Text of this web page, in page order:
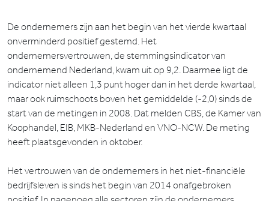
De ondernemers zijn aan het begin van het vierde kwartaal
onverminderd positief gestemd. Het
ondernemersvertrouwen, de stemmingsindicator van
ondernemend Nederland, kwam uit op 9,2. Daarmee ligt de
indicator niet alleen 1,3 punt hoger dan in het derde kwartaal,
maar ook ruimschoots boven het gemiddelde (-2,0) sinds de
start van de metingen in 2008. Dat melden CBS, de Kamer van
Koophandel, EIB, MKB-Nederland en VNO-NCW. De meting
heeft plaatsgevonden in oktober.
Het vertrouwen van de ondernemers in het niet-financiële
bedrijfsleven is sinds het begin van 2014 onafgebroken